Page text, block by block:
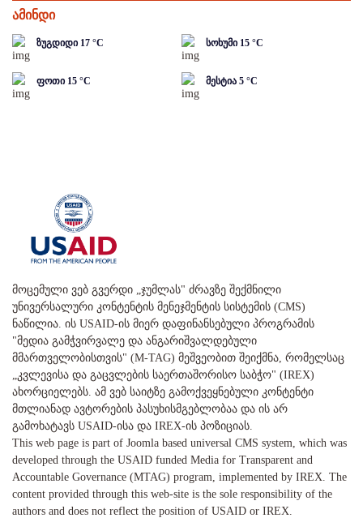
ამინდი
ზუგდიდი 17 °C სოხუმი 15 °C
ფოთი 15 °C მესტია 5 °C
მოცემული ვებ გვერდი „ჯუმლას" ძრავზე შექმნილი
უნივერსალური კონტენტის მენეჯმენტის სისტემის (CMS)
ნაწილია. ის USAID-ის მიერ დაფინანსებული პროგრამის
"მედია გამჭვირვალე და ანგარიშვალდებული
მმართველობისთვის" (M-TAG) მეშვეობით შეიქმნა, რომელსაც
„კვლევისა და გაცვლების საერთაშორისო საბჭო" (IREX)
ახორციელებს. ამ ვებ საიტზე გამოქვეყნებული კონტენტი
მთლიანად ავტორების პასუხისმგებლობაა და ის არ
გამოხატავს USAID-ისა და IREX-ის პოზიციას.
This web page is part of Joomla based universal CMS system, which was
developed through the USAID funded Media for Transparent and
Accountable Governance (MTAG) program, implemented by IREX. The
content provided through this web-site is the sole responsibility of the
authors and does not reflect the position of USAID or IREX.